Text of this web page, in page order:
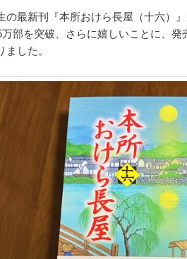
の最新刊『本所おけら長屋（十六）
部を突破、さらに嬉しいことに、
した。